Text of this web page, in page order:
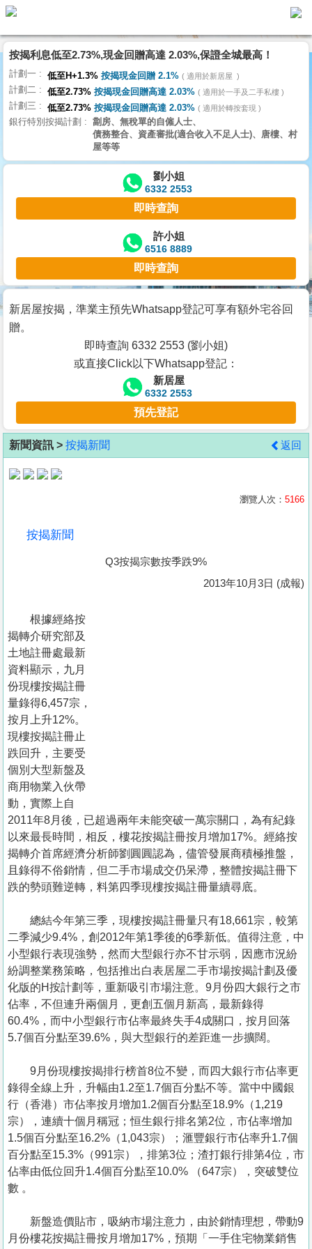
主
頁
搵
樓/
交
業
主
宅
谷
按
客
地
產
置
業
手
冊
關
於
我
們
按揭利息低至2.73%,現金回贈高達 2.03%,保證全城最高！
計劃一 低至H+1.3% 按揭現金回贈 2.1% 適用於新居屋
計劃二 低至2.73% 按揭現金回贈高達 2.03% 適用於一手及二手私樓
計劃三 低至2.73% 按揭現金回贈高達 2.03% 適用於轉按套現
銀行特別按揭計劃
劏房、無稅單的自僱人士、
債務整合、資產審批(適合收入不足人士)、唐樓、村
屋等等
劉小姐
6332 2553
即時查詢
許小姐
6516 8889
即時查詢
新居屋按揭，準業主預先Whatsapp登記可享有額外宅谷回
贈。
即時查詢 6332 2553 (劉小姐)
或直接Click以下Whatsapp登記：
新居屋
6332 2553
預先登記
新聞資訊 > 按揭新聞 返回
瀏覽人次： 5166
按揭新聞
Q3按揭宗數按季跌9%
2013年10月3日 (成報)
根據經絡按
揭轉介研究部及
土地註冊處最新
資料顯示，九月
份現樓按揭註冊
量錄得6,457宗，
按月上升12%。
現樓按揭註冊止
跌回升，主要受
個別大型新盤及
商用物業入伙帶
動，實際上自
2011年8月後，已超過兩年未能突破一萬宗關口，為有紀錄
以來最長時間，相反，樓花按揭註冊按月增加17%。經絡按
揭轉介首席經濟分析師劉圓圓認為，儘管發展商積極推盤，
且錄得不俗銷情，但二手市場成交仍呆滯，整體按揭註冊下
跌的勢頭難逆轉，料第四季現樓按揭註冊量續尋底。
總結今年第三季，現樓按揭註冊量只有18,661宗，較第
二季減少9.4%，創2012年第1季後的6季新低。值得注意，中
小型銀行表現強勢，然而大型銀行亦不甘示弱，因應市況紛
紛調整業務策略，包括推出白表居屋二手市場按揭計劃及優
化版的H按計劃等，重新吸引市場注意。9月份四大銀行之市
佔率，不但連升兩個月，更創五個月新高，最新錄得
60.4%，而中小型銀行市佔率最終失手4成關口，按月回落
5.7個百分點至39.6%，與大型銀行的差距進一步擴闊。
9月份現樓按揭排行榜首8位不變，而四大銀行市佔率更
錄得全線上升，升幅由1.2至1.7個百分點不等。當中中國銀
行（香港）市佔率按月增加1.2個百分點至18.9%（1,219
宗），連續十個月稱冠；恒生銀行排名第2位，市佔率增加
1.5個百分點至16.2%（1,043宗）；滙豐銀行市佔率升1.7個
百分點至15.3%（991宗），排第3位；渣打銀行排第4位，市
佔率由低位回升1.4個百分點至10.0% （647宗），突破雙位
數 。
新盤造價貼市，吸納市場注意力，由於銷情理想，帶動9
月份樓花按揭註冊按月增加17%，預期「一手住宅物業銷售